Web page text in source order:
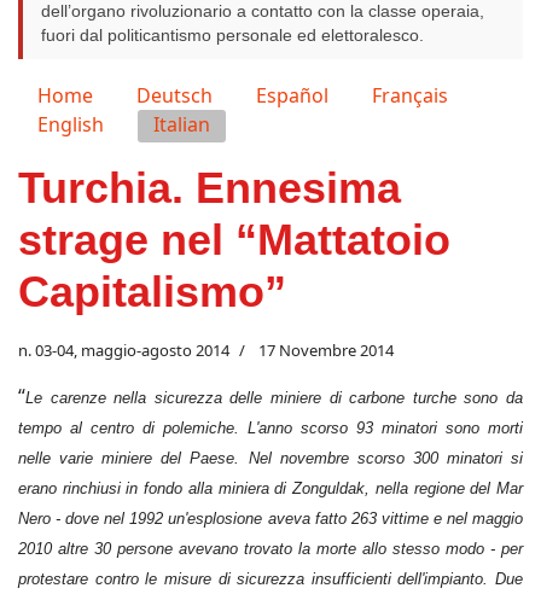
dell’organo rivoluzionario a contatto con la classe operaia,
fuori dal politicantismo personale ed elettoralesco.
Seleziona la tua lingua
Home Deutsch Español
Français
English
Italian
Turchia. Ennesima
strage nel “Mattatoio
Capitalismo”
n. 03-04, maggio-agosto 2014 17 Novembre 2014
“Le carenze nella sicurezza delle miniere di carbone turche sono da
tempo al centro di polemiche. L'anno scorso 93 minatori sono morti
nelle varie miniere del Paese. Nel novembre scorso 300 minatori si
erano rinchiusi in fondo alla miniera di Zonguldak, nella regione del Mar
Nero - dove nel 1992 un'esplosione aveva fatto 263 vittime e nel maggio
2010 altre 30 persone avevano trovato la morte allo stesso modo - per
protestare contro le misure di sicurezza insufficienti dell'impianto. Due